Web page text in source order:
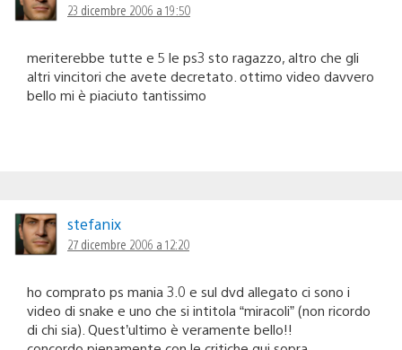
23 dicembre 2006 a 19:50
meriterebbe tutte e 5 le ps3 sto ragazzo, altro che gli
altri vincitori che avete decretato. ottimo video davvero
bello mi è piaciuto tantissimo
stefanix
27 dicembre 2006 a 12:20
ho comprato ps mania 3.0 e sul dvd allegato ci sono i
video di snake e uno che si intitola “miracoli” (non ricordo
di chi sia). Quest’ultimo è veramente bello!!